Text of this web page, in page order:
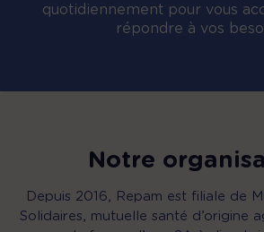
quotidiennement pour vous
répondre à vos
Notre
Depuis 2016, Repam est filiale de
Solidaires, mutuelle santé d’origine